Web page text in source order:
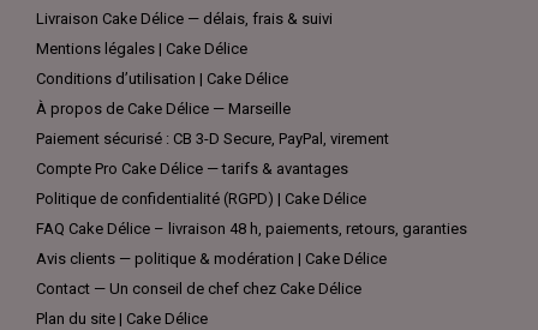
Livraison Cake Délice — délais, frais & suivi
Mentions légales | Cake Délice
Conditions d’utilisation | Cake Délice
À propos de Cake Délice — Marseille
Paiement sécurisé : CB 3-D Secure, PayPal, virement
Compte Pro Cake Délice — tarifs & avantages
Politique de confidentialité (RGPD) | Cake Délice
FAQ Cake Délice – livraison 48 h, paiements, retours, garanties
Avis clients — politique & modération | Cake Délice
Contact — Un conseil de chef chez Cake Délice
Plan du site | Cake Délice